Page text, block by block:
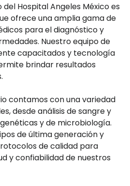
Hospital Angeles México es
ofrece una amplia gama de
para el diagnóstico y
Nuestro equipo de
capacitados y tecnología
brindar resultados
contamos con una variedad
desde análisis de sangre y
y de microbiología.
de última generación y
de calidad para
y confiabilidad de nuestros